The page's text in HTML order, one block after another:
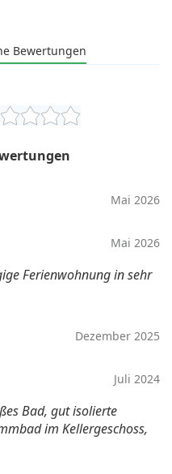
Bewertungen
Mai 2026
Mai 2026
Ferienwohnung in sehr
Dezember 2025
Juli 2024
Bad, gut isolierte
im Kellergeschoss,